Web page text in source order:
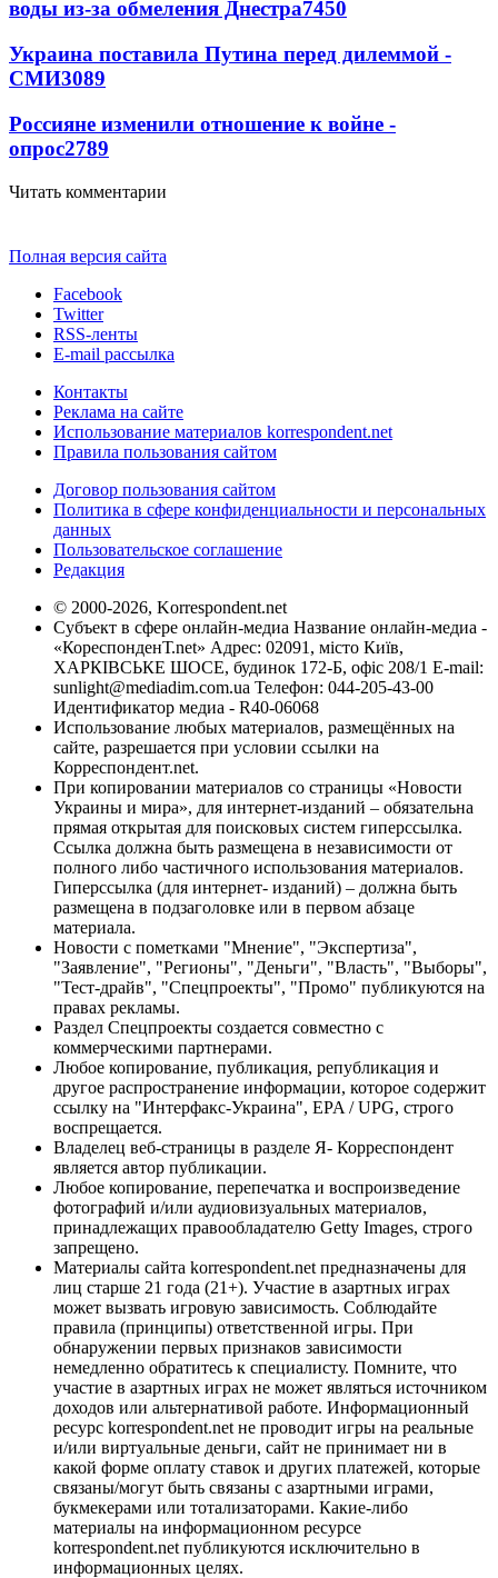
воды из-за обмеления Днестра7450
Украина поставила Путина перед дилеммой -
СМИ3089
Россияне изменили отношение к войне -
опрос2789
Читать комментарии
Полная версия сайта
Facebook
Twitter
RSS-ленты
E-mail рассылка
Контакты
Реклама на сайте
Использование материалов korrespondent.net
Правила пользования сайтом
Договор пользования сайтом
Политика в сфере конфиденциальности и персональных
данных
Пользовательское соглашение
Редакция
© 2000-2026, Korrespondent.net
Субъект в сфере онлайн-медиа Название онлайн-медиа -
«КореспонденТ.net» Адрес: 02091, місто Київ,
ХАРКІВСЬКЕ ШОСЕ, будинок 172-Б, офіс 208/1 E-mail:
sunlight@mediadim.com.ua Телефон: 044-205-43-00
Идентификатор медиа - R40-06068
Использование любых материалов, размещённых на
сайте, разрешается при условии ссылки на
Корреспондент.net.
При копировании материалов со страницы «Новости
Украины и мира», для интернет-изданий – обязательна
прямая открытая для поисковых систем гиперссылка.
Ссылка должна быть размещена в независимости от
полного либо частичного использования материалов.
Гиперссылка (для интернет- изданий) – должна быть
размещена в подзаголовке или в первом абзаце
материала.
Новости с пометками "Мнение", "Экспертиза",
"Заявление", "Регионы", "Деньги", "Власть", "Выборы",
"Тест-драйв", "Спецпроекты", "Промо" публикуются на
правах рекламы.
Раздел Спецпроекты создается совместно с
коммерческими партнерами.
Любое копирование, публикация, републикация и
другое распространение информации, которое содержит
ссылку на "Интерфакс-Украина", EPA / UPG, строго
воспрещается.
Владелец веб-страницы в разделе Я- Корреспондент
является автор публикации.
Любое копирование, перепечатка и воспроизведение
фотографий и/или аудиовизуальных материалов,
принадлежащих правообладателю Getty Images, строго
запрещено.
Материалы сайта korrespondent.net предназначены для
лиц старше 21 года (21+). Участие в азартных играх
может вызвать игровую зависимость. Соблюдайте
правила (принципы) ответственной игры. При
обнаружении первых признаков зависимости
немедленно обратитесь к специалисту. Помните, что
участие в азартных играх не может являться источником
доходов или альтернативой работе. Информационный
ресурс korrespondent.net не проводит игры на реальные
и/или виртуальные деньги, сайт не принимает ни в
какой форме оплату ставок и других платежей, которые
связаны/могут быть связаны с азартными играми,
букмекерами или тотализаторами. Какие-либо
материалы на информационном ресурсе
korrespondent.net публикуются исключительно в
информационных целях.